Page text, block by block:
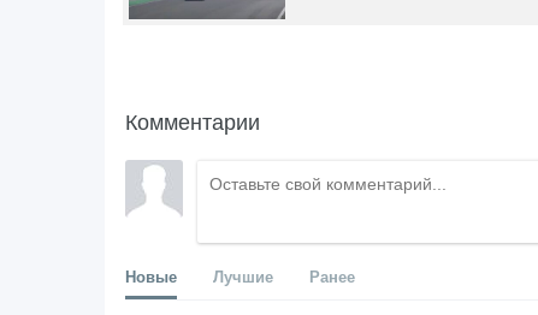
Комментарии
Новые Лучшие Ранее